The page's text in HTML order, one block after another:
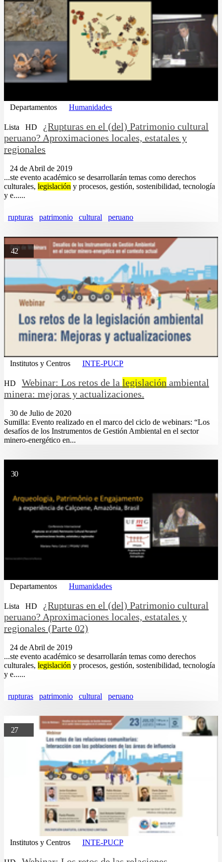
Departamentos Humanidades
Lista HD
¿Rupturas en el (del) Patrimonio cultural
peruano? Aproximaciones locales, estatales y
regionales
24 de Abril de 2019
...ste evento académico se desarrollarán temas como derechos
culturales, legislación y procesos, gestión, sostenibilidad, tecnología
y e......
rupturas patrimonio cultural peruano
42
Institutos y Centros INTE-PUCP
HD Webinar: Los retos de la legislación ambiental
minera: mejoras y actualizaciones.
30 de Julio de 2020
Sumilla: Evento realizado en el marco del ciclo de webinars: “Los
desafíos de los Instrumentos de Gestión Ambiental en el sector
minero-energético en...
30
Departamentos Humanidades
Lista HD
¿Rupturas en el (del) Patrimonio cultural
peruano? Aproximaciones locales, estatales y
regionales (Parte 02)
24 de Abril de 2019
...ste evento académico se desarrollarán temas como derechos
culturales, legislación y procesos, gestión, sostenibilidad, tecnología
y e......
rupturas patrimonio cultural peruano
27
Institutos y Centros INTE-PUCP